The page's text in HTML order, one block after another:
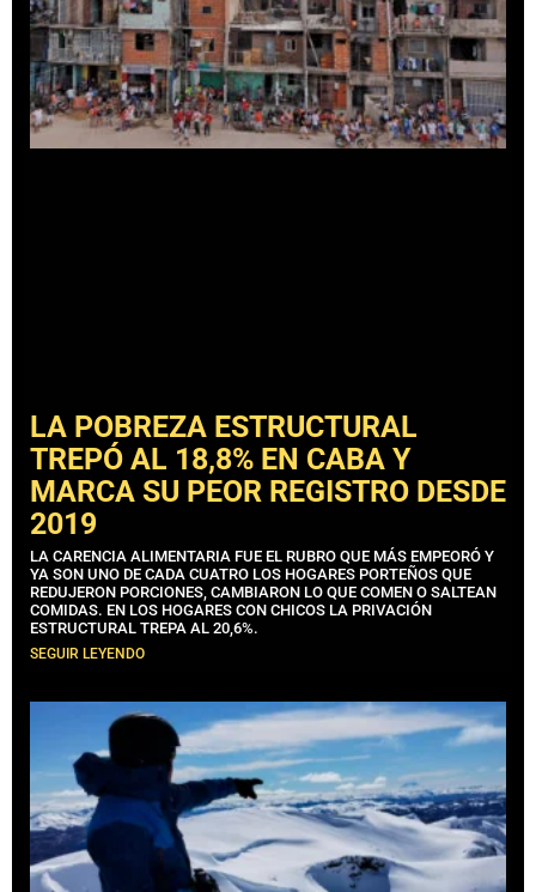
LA POBREZA ESTRUCTURAL
TREPÓ AL 18,8% EN CABA Y
MARCA SU PEOR REGISTRO DESDE
2019
LA CARENCIA ALIMENTARIA FUE EL RUBRO QUE MÁS EMPEORÓ Y
YA SON UNO DE CADA CUATRO LOS HOGARES PORTEÑOS QUE
REDUJERON PORCIONES, CAMBIARON LO QUE COMEN O SALTEAN
COMIDAS. EN LOS HOGARES CON CHICOS LA PRIVACIÓN
ESTRUCTURAL TREPA AL 20,6%.
SEGUIR LEYENDO